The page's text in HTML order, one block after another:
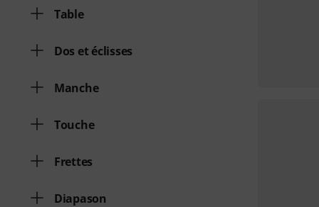
Table
Dos et éclisses
Manche
Touche
Frettes
Diapason